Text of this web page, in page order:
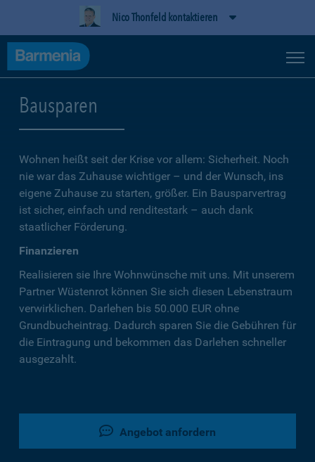
Nico Thonfeld kontaktieren
Bausparen
Wohnen heißt seit der Krise vor allem: Sicherheit. Noch
nie war das Zuhause wichtiger – und der Wunsch, ins
eigene Zuhause zu starten, größer. Ein Bausparvertrag
ist sicher, einfach und renditestark – auch dank
staatlicher Förderung.
Finanzieren
Realisieren sie Ihre Wohnwünsche mit uns. Mit unserem
Partner Wüstenrot können Sie sich diesen Lebenstraum
verwirklichen. Darlehen bis 50.000 EUR ohne
Grundbucheintrag. Dadurch sparen Sie die Gebühren für
die Eintragung und bekommen das Darlehen schneller
ausgezahlt.
Angebot anfordern